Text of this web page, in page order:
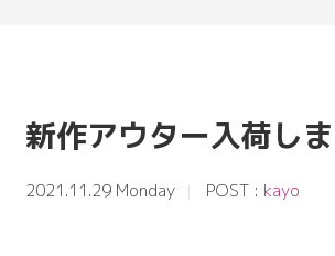
新作アウター入荷し
2021.11.29 Monday POST : kayo